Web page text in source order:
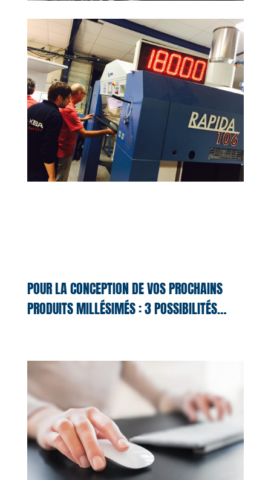
POUR LA CONCEPTION DE VOS PROCHAINS
PRODUITS MILLÉSIMÉS : 3 POSSIBILITÉS…